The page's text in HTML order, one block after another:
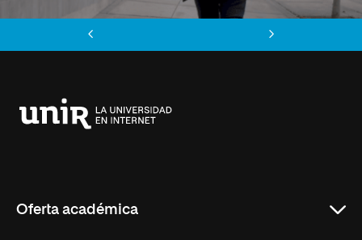
Oferta académica